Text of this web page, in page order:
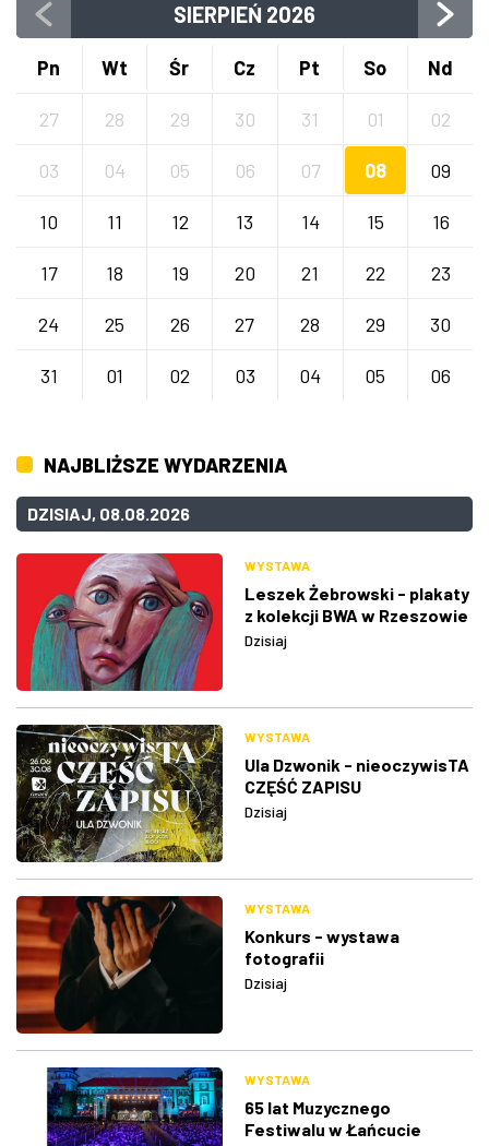
SIERPIEŃ 2026
Pn Wt Śr Cz Pt So Nd
27 28 29 30 31 01 02
03 04 05 06 07 08 09
10 11 12 13 14 15 16
17 18 19 20 21 22 23
24 25 26 27 28 29 30
31 01 02 03 04 05 06
NAJBLIŻSZE WYDARZENIA
DZISIAJ, 08.08.2026
WYSTAWA
Leszek Żebrowski - plakaty
z kolekcji BWA w Rzeszowie
Dzisiaj
WYSTAWA
Ula Dzwonik - nieoczywisTA
CZĘŚĆ ZAPISU
Dzisiaj
WYSTAWA
Konkurs - wystawa
fotografii
Dzisiaj
WYSTAWA
65 lat Muzycznego
Festiwalu w Łańcucie